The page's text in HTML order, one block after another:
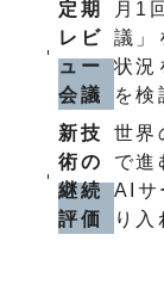
定期
レビ
ュー
会議
月1
議」
状況
を検
新技
術の
継続
評価
世界
で進
AIサ
り入